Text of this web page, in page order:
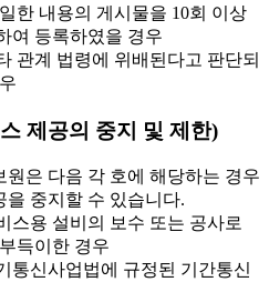
한 내용의 게시물을 10회 이상
여 등록하였을 경우
관계 법령에 위배된다고 판단되
제공의 중지 및 제한)
은 다음 각 호에 해당하는 경우
을 중지할 수 있습니다.
스용 설비의 보수 또는 공사로
득이한 경우
통신사업법에 규정된 기간통신